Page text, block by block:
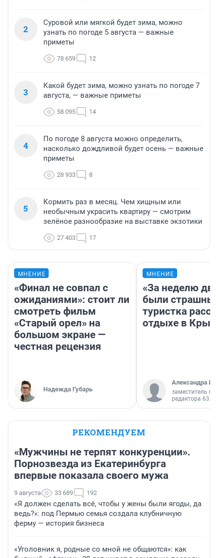
2
Суровой или мягкой будет зима, можно
узнать по погоде 5 августа — важные
приметы
78 659 12
3
Какой будет зима, можно узнать по погоде 7
августа, — важные приметы
58 095 14
4
По погоде 8 августа можно определить,
насколько дождливой будет осень — важные
приметы
28 933 8
5
Кормить раз в месяц. Чем хищным или
необычным украсить квартиру — смотрим
зелёное разнообразие на выставке экзотики
27 403 17
МНЕНИЕ
«Финал не совпал с
ожиданиями»: стоит ли
смотреть фильм
«Старый орел» на
большом экране —
честная рецензия
Надежда Губарь
МНЕНИЕ
«За неделю
были
туристка
отдыхе в
Александра
заместитель
редактора 63.RU
РЕКОМЕНДУЕМ
«Мужчины не терпят конкуренции».
Порнозвезда из Екатеринбурга
впервые показала своего мужа
9 августа 33 689 192
«Я должен сделать всё, чтобы у жены были ягоды, да
ведь?»: под Пермью семья создала клубничную
ферму — история бизнеса
«Уголовник я, родные со мной не общаются»: как